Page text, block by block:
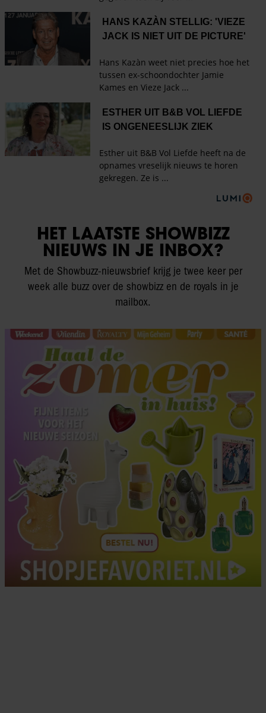
HET LAATSTE SHOWBIZZ
NIEUWS IN JE INBOX?
Met de Showbuzz-nieuwsbrief krijg je twee keer per
week alle buzz over de showbizz en de royals in je
mailbox.